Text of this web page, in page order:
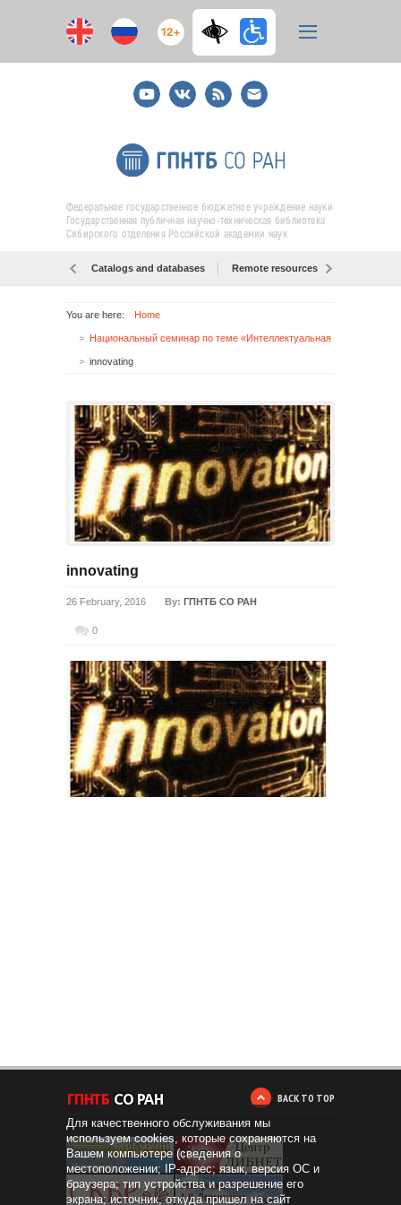
12+
YoutubeВКонтакте
RSS
E-
mail
подписка
Федеральное государственное бюджетное учреждение науки
Государственная публичная научно-техническая библиотека
Сибирского отделения Российской академии наук
Catalogs and databases Remote resources
You are here: Home
innovating
innovating
26 February, 2016 By: ГПНТБ СО РАН
0
BACK TO TOP
Для качественного обслуживания мы
используем cookies, которые сохраняются на
Вашем компьютере (сведения о
местоположении; IP-адрес; язык, версия ОС и
браузера; тип устройства и разрешение его
экрана; источник, откуда пришел на сайт